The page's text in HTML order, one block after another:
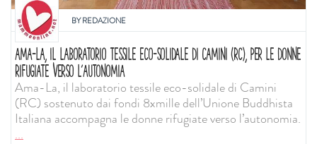
BYREDAZIONE
AMA-LA, IL LABORATORIO TESSILE ECO-SOLIDALE DI CAMINI (RC), PER LE DONNE
RIFUGIATE VERSO L’AUTONOMIA
Ama-La, il laboratorio tessile eco-solidale di Camini
(RC) sostenuto dai fondi 8xmille dell’Unione Buddhista
Italiana accompagna le donne rifugiate verso l’autonomia.
...